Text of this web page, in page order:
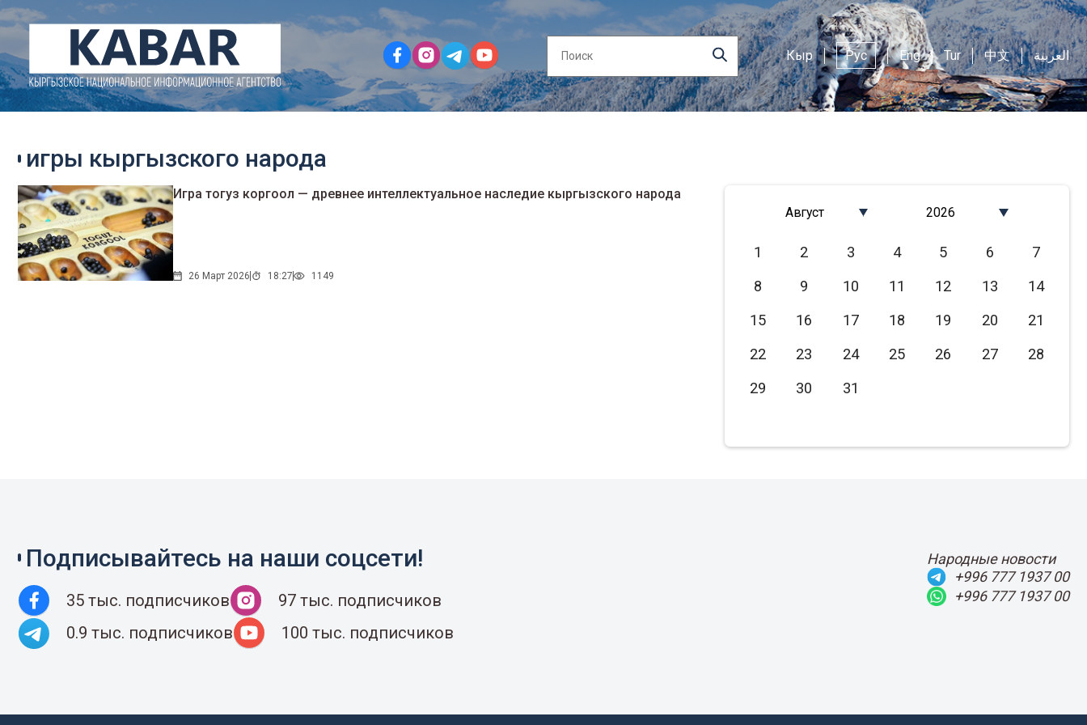
Кыр Рус Eng Tur 中文 العربية
игры кыргызского народа
Игра тогуз коргоол — древнее интеллектуальное наследие кыргызского народа
26 Март 2026 18:27 1149
Август
Март
Апрель
Июнь
Июль
2026
2024
2023
2021
1 2 3 4 5 6
7
8
9 10 11 12 13
14
15
16 17 18 19 20
21
22
23 24 25 26 27
28
29
30 31
Подписывайтесь на наши соцсети!
35 тыс. подписчиков
97 тыс. подписчиков
0.9 тыс. подписчиков
100 тыс. подписчиков
Народные новости
+996 777 1937 00
+996 777 1937 00